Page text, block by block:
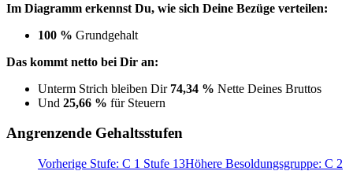
Im Diagramm erkennst Du, wie sich Deine Bezüge verteilen:
100 % Grundgehalt
Das kommt netto bei Dir an:
Unterm Strich bleiben Dir 74,34 % Nette Deines Bruttos
Und 25,66 % für Steuern
Angrenzende Gehaltsstufen
Vorherige Stufe: C 1 Stufe 13Höhere Besoldungsgruppe: C 2